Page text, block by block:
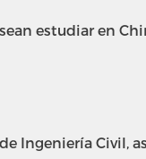
estudiar en
Ingeniería Civil,